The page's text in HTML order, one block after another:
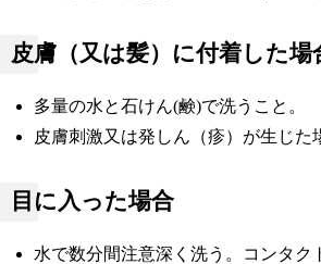
皮膚（又は髪）に付着した場
多量の水と石けん(鹸)で洗うこと。
皮膚刺激又は発しん（疹）が生じ
目に入った場合
水で数分間注意深く洗う。コンタ